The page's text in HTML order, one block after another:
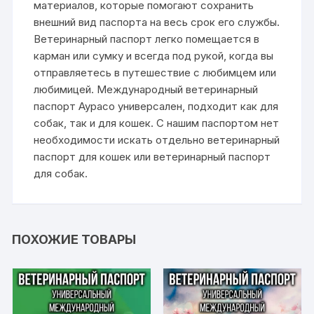
материалов, которые помогают сохранить
внешний вид паспорта на весь срок его службы.
Ветеринарный паспорт легко помещается в
карман или сумку и всегда под рукой, когда вы
отправляетесь в путешествие с любимцем или
любимицей. Международный ветеринарный
паспорт Аурасо универсален, подходит как для
собак, так и для кошек. С нашим паспортом нет
необходимости искать отдельно ветеринарный
паспорт для кошек или ветеринарный паспорт
для собак.
ПОХОЖИЕ ТОВАРЫ